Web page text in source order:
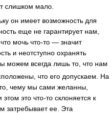
слишком мало.
он имеет возможность для
еще не гарантирует нам,
мочь что-то — значит
и неотступно охранять
можем всегда лишь то, что нам
что его допускаем. На
чему мы сами желанны,
это что-то склоняется к
затребывает ее. Эта